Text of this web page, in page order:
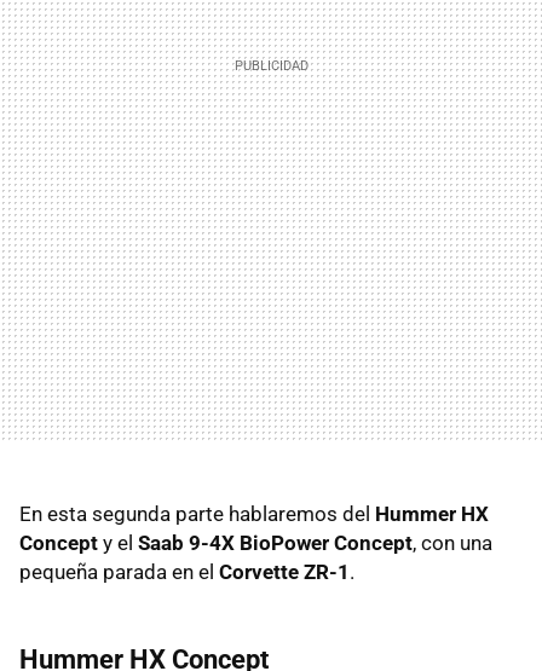
En esta segunda parte hablaremos del Hummer HX
Concept y el Saab 9-4X BioPower Concept, con una
pequeña parada en el Corvette ZR-1 .
Hummer HX Concept